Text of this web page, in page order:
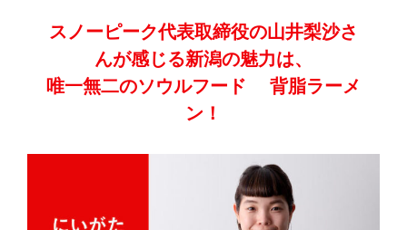
スノーピーク代表取締役の山井梨沙さ
んが感じる新潟の魅力は、
唯一無二のソウルフード 背脂ラーメ
ン！